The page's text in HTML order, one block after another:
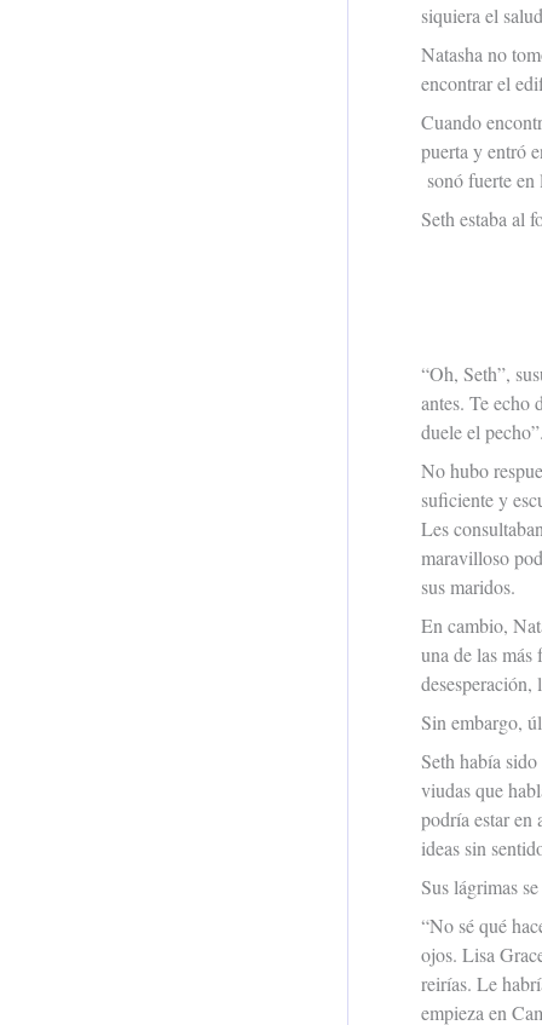
siquiera el
Natasha no
encontrar el
Cuando
puerta y entró
sonó fuerte
Seth estaba al
“Oh, Seth”,
antes. Te echo
duele el
No hubo
suficiente y
Les
maravilloso
sus maridos.
En cambio,
una de las
desesperación,
Sin embargo,
Seth había
viudas que
podría estar
ideas sin
Sus lágrimas
“No sé qué
ojos. Lisa
reirías. Le
empieza en